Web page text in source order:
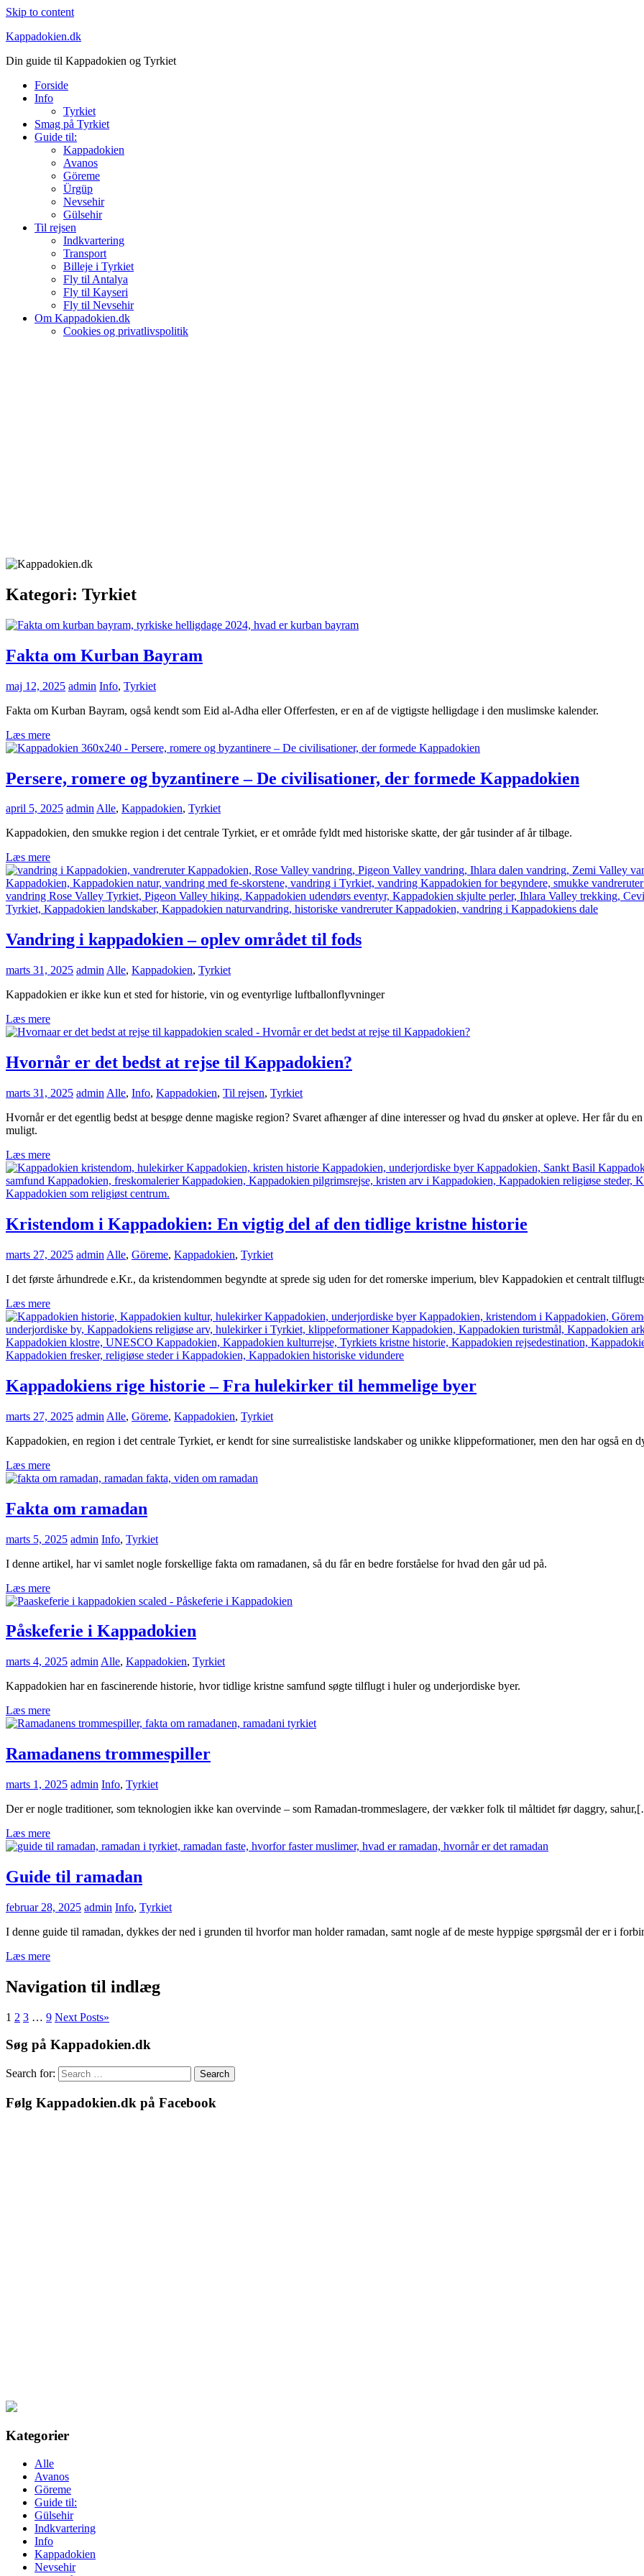
Skip to content
Kappadokien.dk
Din guide til Kappadokien og Tyrkiet
Forside
Info
Tyrkiet
Smag på Tyrkiet
Guide til:
Kappadokien
Avanos
Göreme
Ürgüp
Nevsehir
Gülsehir
Til rejsen
Indkvartering
Transport
Billeje i Tyrkiet
Fly til Antalya
Fly til Kayseri
Fly til Nevsehir
Om Kappadokien.dk
Cookies og privatlivspolitik
Kategori: Tyrkiet
Fakta om Kurban Bayram
maj 12, 2025 admin Info, Tyrkiet
Fakta om Kurban Bayram, også kendt som Eid al-Adha eller Offerfesten, er en af de vigtigste helligdage i den muslimske kalender.
Læs mere
Persere, romere og byzantinere – De civilisationer, der formede Kappadokien
april 5, 2025 adminAlle, Kappadokien, Tyrkiet
Kappadokien, den smukke region i det centrale Tyrkiet, er et område fyldt med historiske skatte, der går tusinder af år tilbage.
Læs mere
Vandring i kappadokien – oplev området til fods
marts 31, 2025 admin Alle, Kappadokien, Tyrkiet
Kappadokien er ikke kun et sted for historie, vin og eventyrlige luftballonflyvninger
Læs mere
Hvornår er det bedst at rejse til Kappadokien?
marts 31, 2025 admin Alle, Info, Kappadokien, Til rejsen, Tyrkiet
Hvornår er det egentlig bedst at besøge denne magiske region? Svaret afhænger af dine interesser og hvad du ønsker at opleve. Her får du
muligt.
Læs mere
Kristendom i Kappadokien: En vigtig del af den tidlige kristne historie
marts 27, 2025 admin Alle, Göreme, Kappadokien, Tyrkiet
I det første århundrede e.Kr., da kristendommen begyndte at sprede sig uden for det romerske imperium, blev Kappadokien et centralt
Læs mere
Kappadokiens rige historie – Fra hulekirker til hemmelige byer
marts 27, 2025 admin Alle, Göreme, Kappadokien, Tyrkiet
Kappadokien, en region i det centrale Tyrkiet, er kendt for sine surrealistiske landskaber og unikke klippeformationer, men den har også en
Læs mere
Fakta om ramadan
marts 5, 2025 admin Info, Tyrkiet
I denne artikel, har vi samlet nogle forskellige fakta om ramadanen, så du får en bedre forståelse for hvad den går ud på.
Læs mere
Påskeferie i Kappadokien
marts 4, 2025 admin Alle, Kappadokien, Tyrkiet
Kappadokien har en fascinerende historie, hvor tidlige kristne samfund søgte tilflugt i huler og underjordiske byer.
Læs mere
Ramadanens trommespiller
marts 1, 2025 admin Info, Tyrkiet
Der er nogle traditioner, som teknologien ikke kan overvinde – som Ramadan-trommeslagere, der vækker folk til måltidet før daggry,
Læs mere
Guide til ramadan
februar 28, 2025 admin Info, Tyrkiet
I denne guide til ramadan, dykkes der ned i grunden til hvorfor man holder ramadan, samt nogle af de meste hyppige spørgsmål der er i
Læs mere
Navigation til indlæg
1 2 3 … 9 Next Posts»
Søg på Kappadokien.dk
Search for: Search
Følg Kappadokien.dk på Facebook
Kategorier
Alle
Avanos
Göreme
Guide til:
Gülsehir
Indkvartering
Info
Kappadokien
Nevsehir